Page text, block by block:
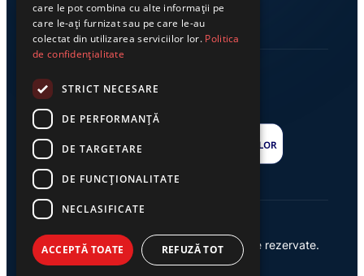
© 2026 Ziarul Exclusiv – Toate drepturile rezervate.
Powered by {AW}
care le pot combina cu alte informații pe
care le-ați furnizat sau pe care le-au
colectat din utilizarea serviciilor lor. Politica
de confidențialitate
STRICT NECESARE
DE PERFORMANȚĂ
DE TARGETARE
DE FUNCŢIONALITATE
NECLASIFICATE
ACCEPTĂ TOATE REFUZĂ TOT